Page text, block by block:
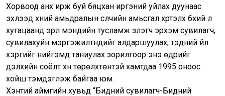
Хорвоод анх ирж буй бяцхан иргэний уйлах дуунаас
эхлээд хүний амьдралын сүүлчийн амьсгал хүртэлх бүхий л
хугацаанд эрүүл мэндийн тусламж үзүүлэгч эрхэм сувилагч,
сувилахуйн мэргэжилтнүүдийг алдаршуулах, тэдний үйл
хэргийг нийгэмд таниулах зорилгоор энэ өдрийг
дэлхийн соёлт хүн төрөлхтөнтэй хамтдаа 1995 оноос
хойш тэмдэглэж байгаа юм.
Хэнтий аймгийн хувьд “Бидний сувилагч-Бидний